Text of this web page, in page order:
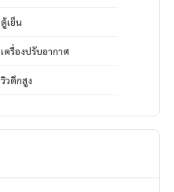
ตู้เย็น
เครื่องปรับอากาศ
วิวตึกสูง